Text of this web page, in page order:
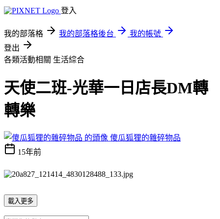
登入
我的部落格 我的部落格後台
我的帳號
登出
各類活動相關 生活綜合
天使二班-光華一日店長DM轉
轉樂
傻瓜狐狸的雜碎物品
15年前
載入更多